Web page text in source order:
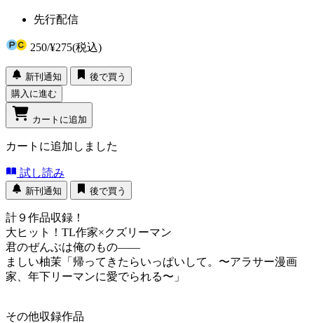
先行配信
250/¥275(税込)
新刊通知
後で買う
購入に進む
カートに追加
カートに追加しました
試し読み
新刊通知 後で買う
計９作品収録！
大ヒット！TL作家×クズリーマン
君のぜんぶは俺のもの――
ましい柚茉「帰ってきたらいっぱいして。〜アラサー漫画
家、年下リーマンに愛でられる〜」
その他収録作品